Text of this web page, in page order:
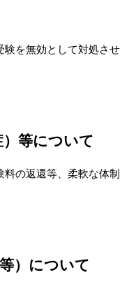
験を無効として対処させ
等について
の返還等、柔軟な体制
）について